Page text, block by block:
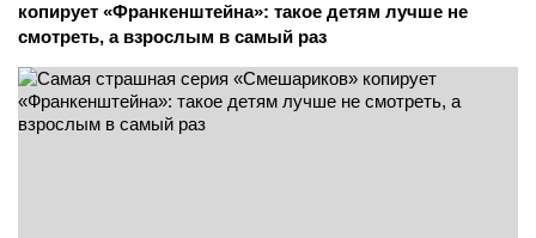
копирует «Франкенштейна»: такое детям лучше не
смотреть, а взрослым в самый раз